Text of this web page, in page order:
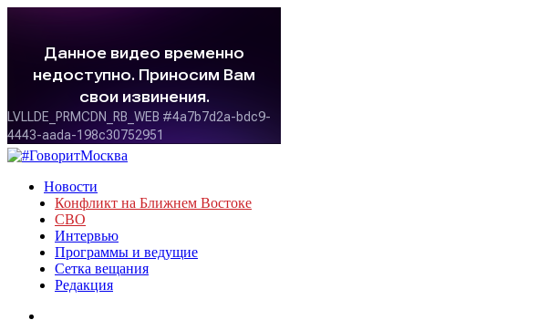
Новости
Конфликт на Ближнем Востоке
СВО
Интервью
Программы и ведущие
Сетка вещания
Редакция